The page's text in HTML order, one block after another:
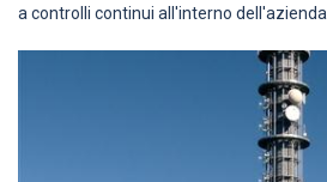
a controlli continui all'interno dell'azienda.